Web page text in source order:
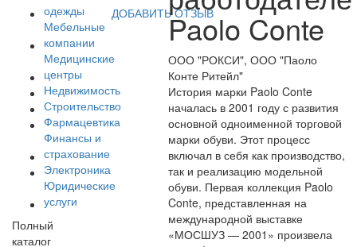
одежды
Мебельные
компании
Медицинские
центры
Недвижимость
Строительство
Фармацевтика
Финансы и
страхование
Электроника
Юридические
услуги
Полный
каталог
ДОБАВИТЬ ОТЗЫВPaolo Conte
ООО "РОКСИ", ООО "Паоло
Конте Ритейл"
История марки Paolo Conte
началась в 2001 году с развития
основной одноименной торговой
марки обуви. Этот процесс
включал в себя как производство,
так и реализацию модельной
обуви. Первая коллекция Paolo
Conte, представленная на
международной выставке
«МОСШУЗ — 2001» произвела